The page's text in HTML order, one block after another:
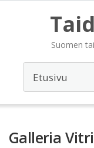
Suomen
Galleria